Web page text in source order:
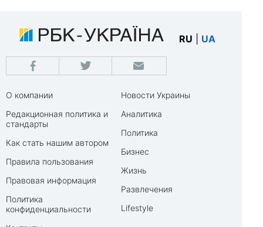
RU UA
О компании
Редакционная политика и
стандарты
Как стать нашим автором
Правила пользования
Правовая информация
Политика
конфиденциальности
Новости Украины
Аналитика
Политика
Бизнес
Жизнь
Развлечения
Lifestyle